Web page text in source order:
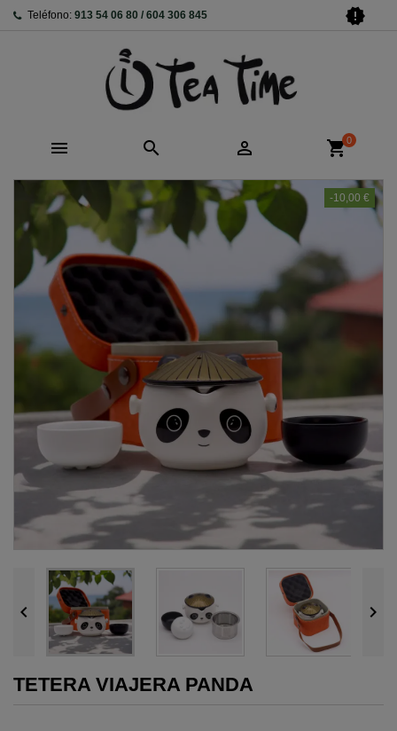
Teléfono: 913 54 06 80 / 604 306 845 new_releases
   shopping_cart0
-10,00 €
 
TETERA VIAJERA PANDA